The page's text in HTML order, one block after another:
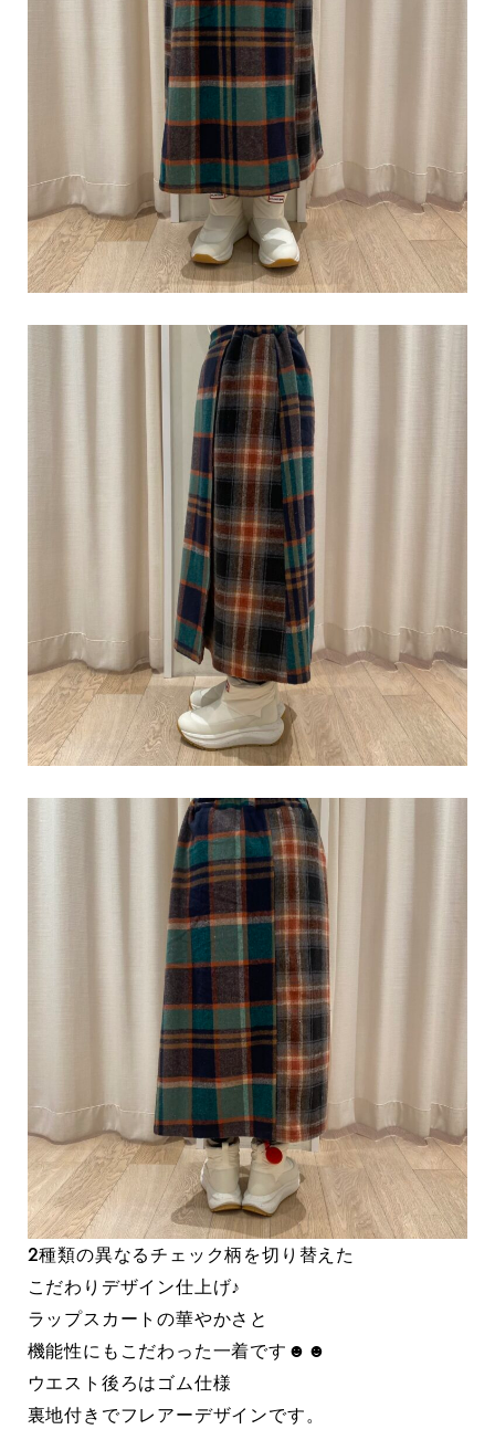
2種類の異なるチェック柄を切り替えた
こだわりデザイン仕上げ♪
ラップスカートの華やかさと
機能性にもこだわった一着です☻☻
ウエスト後ろはゴム仕様
裏地付きでフレアーデザインです。